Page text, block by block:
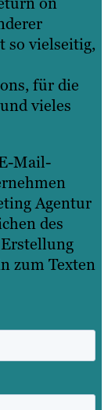
so vielseitig,
für die
vieles
Mail-
Agentur
des
zum Texten